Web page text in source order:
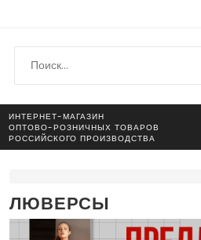
ИНТЕРНЕТ-МАГАЗИН
ОПТОВО-РОЗНИЧНЫХ ТОВАРОВ
РОССИЙСКОГО ПРОИЗВОДСТВА
ЛЮВЕРСЫ